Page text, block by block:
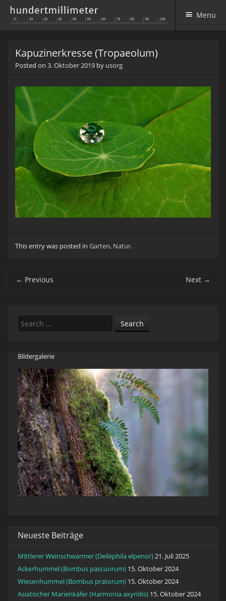
Menu
Kapuzinerkresse (Tropaeolum)
Posted on 3. Oktober 2019 by usorg
This entry was posted in Garten, Natur.
Post navigation
← Previous Next →
Search
Bildergalerie
Neueste Beiträge
Mittlerer Weinschwärmer (Deilephila elpenor)21. Juli 2025
Ackerhummel (Bombus pascuorum) 15. Oktober 2024
Wiesenhummel (Bombus pratorum) 15. Oktober 2024
Asiatischer Marienkäfer (Harmonia axyridis) 15. Oktober 2024